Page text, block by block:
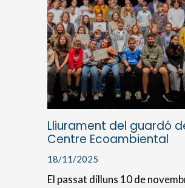
Lliurament del guardó
Centre Ecoambiental
18/11/2025
El passat dilluns 10 de